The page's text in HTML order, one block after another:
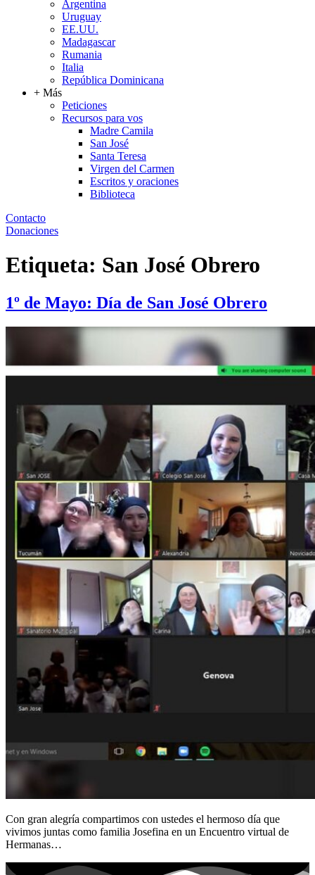
Argentina
Uruguay
EE.UU.
Madagascar
Rumania
Italia
República Dominicana
+ Más
Peticiones
Recursos para vos
Madre Camila
San José
Santa Teresa
Virgen del Carmen
Escritos y oraciones
Biblioteca
Contacto
Donaciones
Etiqueta: San José Obrero
1º de Mayo: Día de San José Obrero
Con gran alegría compartimos con ustedes el hermoso día que
vivimos juntas como familia Josefina en un Encuentro virtual de
Hermanas…